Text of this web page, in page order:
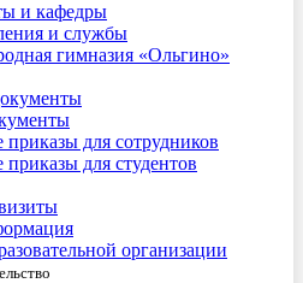
и кафедры
и службы
гимназия «Ольгино»
для сотрудников
для студентов
организации